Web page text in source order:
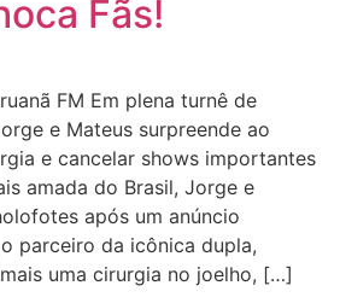
Fãs!
FM Em plena turnê de
e Mateus surpreende ao
e cancelar shows importantes
amada do Brasil, Jorge e
após um anúncio
parceiro da icônica dupla,
uma cirurgia no joelho, […]